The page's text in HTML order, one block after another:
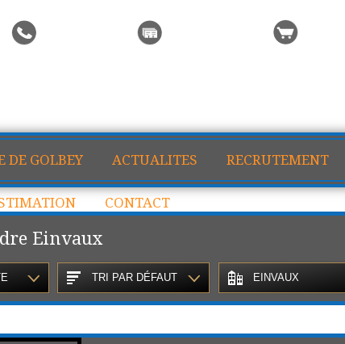
DE GOLBEY ACTUALITES RECRUTEMENT
CONTACT
Einvaux
TRI PAR DÉFAUT EINVAUX